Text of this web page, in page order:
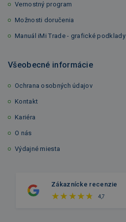
Vernostný program
Možnosti doručenia
Manuál iMi Trade - grafické podklady
Všeobecné informácie
Ochrana osobných údajov
Kontakt
Kariéra
O nás
Výdajné miesta
Zákaznícke recenzie
4,7